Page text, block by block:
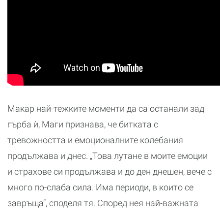
Макар най-тежките моменти да са останали зад
гърба ѝ, Маги признава, че битката с
тревожността и емоционалните колебания
продължава и днес. „Това лутане в моите емоции
и страхове си продължава и до ден днешен, вече с
много по-слаба сила. Има периоди, в които се
завръща“, споделя тя. Според нея най-важната